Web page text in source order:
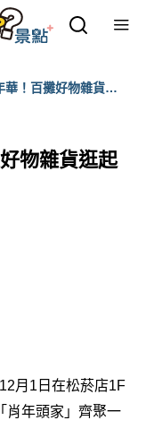
華！百攤好物雜貨逛
物雜貨逛起
月1日在松菸店1F
肖年頭家」齊聚一